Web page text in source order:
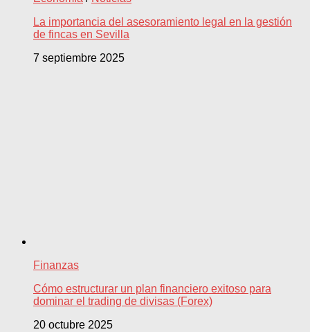
La importancia del asesoramiento legal en la gestión
de fincas en Sevilla
7 septiembre 2025
Finanzas
Cómo estructurar un plan financiero exitoso para
dominar el trading de divisas (Forex)
20 octubre 2025